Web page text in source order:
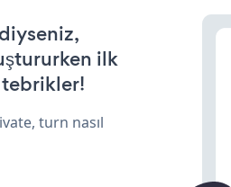
ilk
turn nasıl